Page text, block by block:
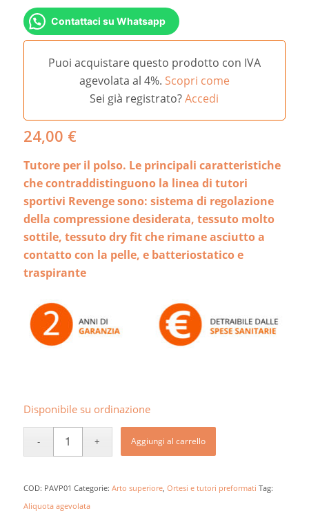
Contattaci su Whatsapp
Puoi acquistare questo prodotto con IVA
agevolata al 4%. Scopri come
Sei già registrato?Accedi
24,00 €
Tutore per il polso. Le principali caratteristiche
che contraddistinguono la linea di tutori
sportivi Revenge sono: sistema di regolazione
della compressione desiderata, tessuto molto
sottile, tessuto dry fit che rimane asciutto a
contatto con la pelle, e batteriostatico e
traspirante
Disponibile su ordinazione
Aggiungi al carrello
COD: PAVP01 Categorie: Arto superiore, Ortesi e tutori preformati Tag:
Aliquota agevolata